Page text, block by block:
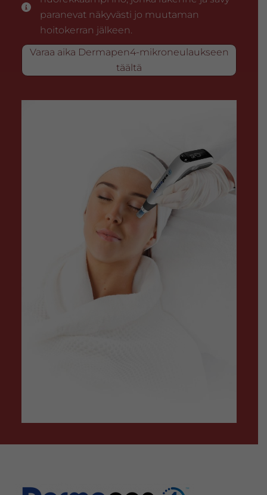
paranevat näkyvästi jo muutaman
hoitokerran jälkeen.
Varaa aika Dermapen4-mikroneulaukseen
täältä